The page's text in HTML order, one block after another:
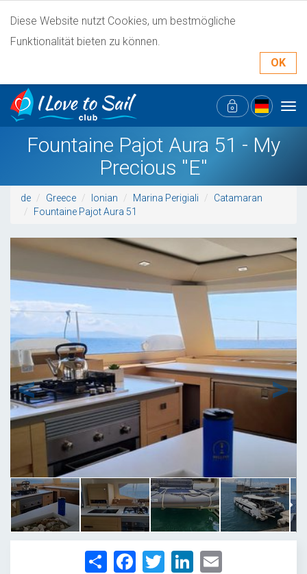
Diese Website nutzt Cookies, um bestmögliche
Funktionalität bieten zu können.
OK
Fountaine Pajot Aura 51 - My
Precious ''E''
de Greece Ionian Marina Perigiali
Catamaran
Fountaine Pajot Aura 51
1/74
Share FacebookTwitter LinkedIn